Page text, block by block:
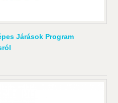
Járások Program